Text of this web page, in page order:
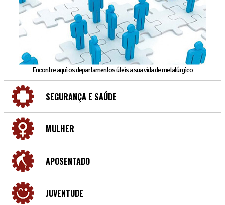
Encontre aqui os departamentos úteis a sua vida de metalúrgico
SEGURANÇA E SAÚDE
MULHER
APOSENTADO
JUVENTUDE